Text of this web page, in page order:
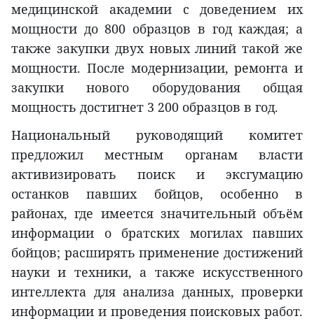
медицинской академии с доведением их
мощности до 800 образцов в год каждая; а
также закупки двух новых линий такой же
мощности. После модернизации, ремонта и
закупки нового оборудования общая
мощность достигнет 3 200 образцов в год.
Национальный руководящий комитет
предложил местным органам власти
активизировать поиск и эксгумацию
останков павших бойцов, особенно в
районах, где имеется значительный объём
информации о братских могилах павших
бойцов; расширять применение достижений
науки и техники, а также искусственного
интеллекта для анализа данных, проверки
информации и проведения поисковых работ.